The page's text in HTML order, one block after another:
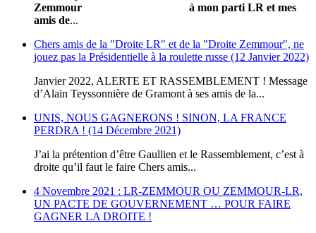
Zemmour
à mon parti LR et mes
amis de...
Chers amis de la "Droite LR" et de la "Droite Zemmour", ne
jouez pas la Présidentielle à la roulette russe (12 Janvier 2022)
Janvier 2022, ALERTE ET RASSEMBLEMENT ! Message
d’Alain Teyssonnière de Gramont à ses amis de la...
UNIS, NOUS GAGNERONS ! SINON, LA FRANCE
PERDRA ! (14 Décembre 2021)
J’ai la prétention d’être Gaullien et le Rassemblement, c’est à
droite qu’il faut le faire Chers amis...
4 Novembre 2021 : LR-ZEMMOUR OU ZEMMOUR-LR,
UN PACTE DE GOUVERNEMENT … POUR FAIRE
GAGNER LA DROITE !